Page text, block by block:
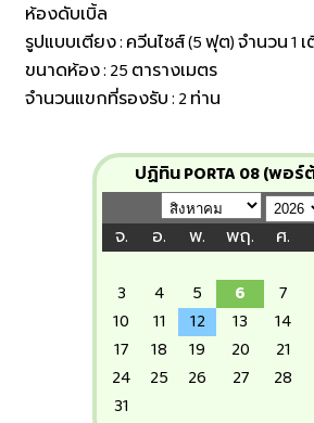
ห้องดับเบิ้ล
รูปแบบเตียง : ควีนไซส์ (5 ฟุต) จำนวน 1
ขนาดห้อง : 25 ตารางเมตร
จำนวนแขกที่รองรับ : 2 ท่าน
ปฏิทิน PORTA 08 (พอร์
จ. อ. พ. พฤ. ศ.
3
4 5 6 7
10
11 12 13 14
17
18 19 20 21
24
25 26 27 28
31